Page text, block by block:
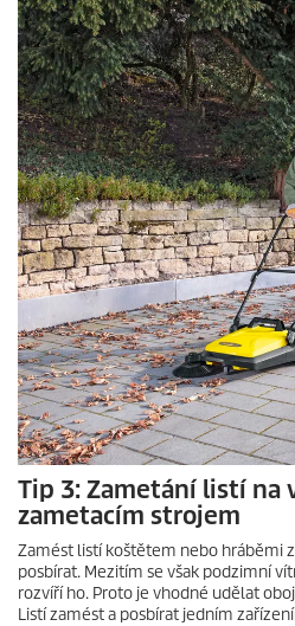
Tip 3: Zametání listí na
zametacím strojem
Zamést listí koštětem nebo hráběmi
posbírat. Mezitím se však podzimní
rozvíří ho. Proto je vhodné udělat
Listí zamést a posbírat jedním